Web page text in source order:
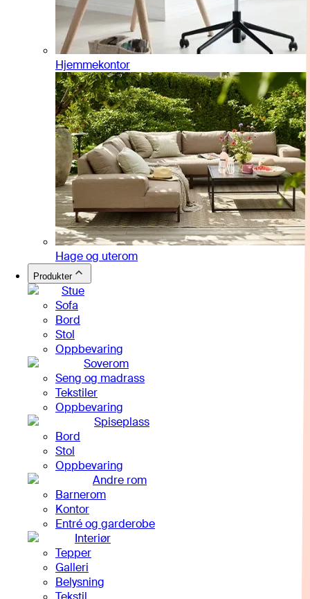
Hjemmekontor
Hage og uterom
Produkter
Stue
Sofa
Bord
Stol
Oppbevaring
Soverom
Seng og madrass
Tekstiler
Oppbevaring
Spiseplass
Bord
Stol
Oppbevaring
Andre rom
Barnerom
Kontor
Entré og garderobe
Interiør
Tepper
Galleri
Belysning